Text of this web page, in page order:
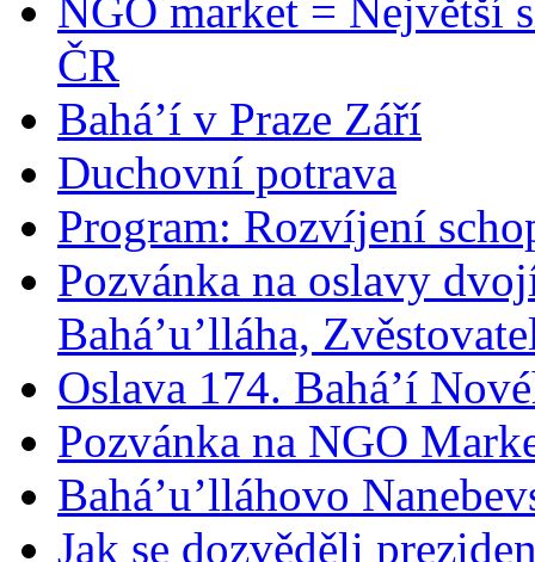
NGO market = Největší
ČR
Bahá’í v Praze Září
Duchovní potrava
Program: Rozvíjení
Pozvánka na oslavy
Bahá’u’lláha,
Oslava 174. Bahá’í
Pozvánka na NGO
Bahá’u’lláhovo
Jak se dozvěděli